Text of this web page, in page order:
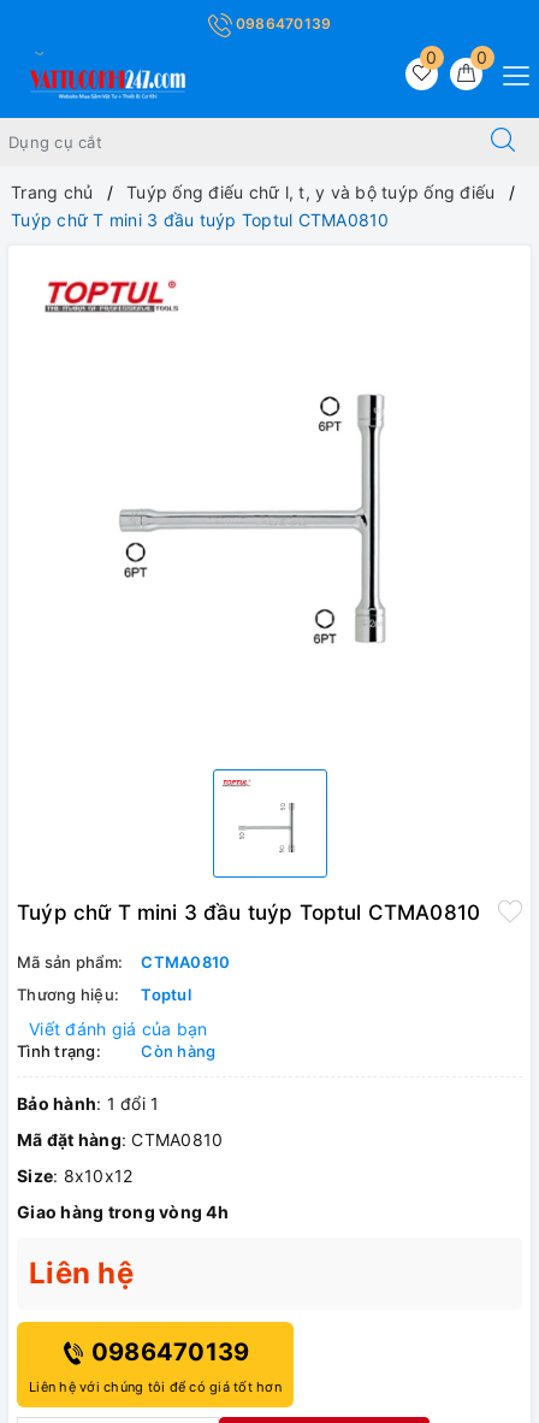
0986470139
0
0
Trang chủ
Tuýp ống điếu chữ l, t, y và bộ tuýp ống điếu
Tuýp chữ T mini 3 đầu tuýp Toptul CTMA0810
Tuýp chữ T mini 3 đầu tuýp Toptul CTMA0810
Mã sản phẩm:
CTMA0810
Thương hiệu:
Toptul
Viết đánh giá của bạn
Tình trạng: Còn hàng
Bảo hành: 1 đổi 1
Mã đặt hàng: CTMA0810
Size: 8x10x12
Giao hàng trong vòng 4h
Liên hệ
0986470139
Liên hệ với chúng tôi để có giá tốt hơn